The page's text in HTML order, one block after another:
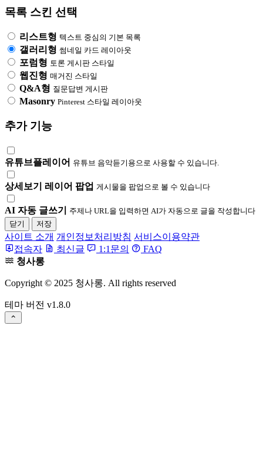
목록 스킨 선택
리스트형 텍스트 중심의 기본 목록
갤러리형 썸네일 카드 레이아웃
포럼형 토론 게시판 스타일
웹진형 매거진 스타일
Q&A형 질문답변 게시판
Masonry Pinterest 스타일 레이아웃
추가 기능
유튜브플레이어 유튜브 음악듣기용으로 사용할 수 있습니다.
상세보기 레이어 팝업 게시물을 팝업으로 볼 수 있습니다
AI 자동 글쓰기
주제나 URL을 입력하면 AI가 자동으로 글을 작성합니다
닫기
저장
사이트 소개 개인정보처리방침 서비스이용약관
접속자
최신글 1:1문의
FAQ
청사롱
Copyright © 2025 청사롱. All rights reserved
테마 버전 v1.8.0